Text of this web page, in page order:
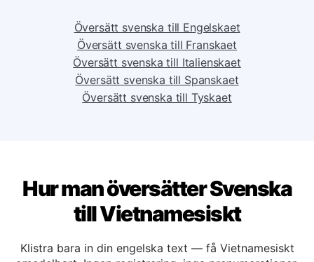
🌐 Vietnamesiskt version av denna sida
Översätt svenska till Engelskaet
Översätt svenska till Franskaet
Översätt svenska till Italienskaet
Hur man översätter Svenska
till Vietnamesiskt